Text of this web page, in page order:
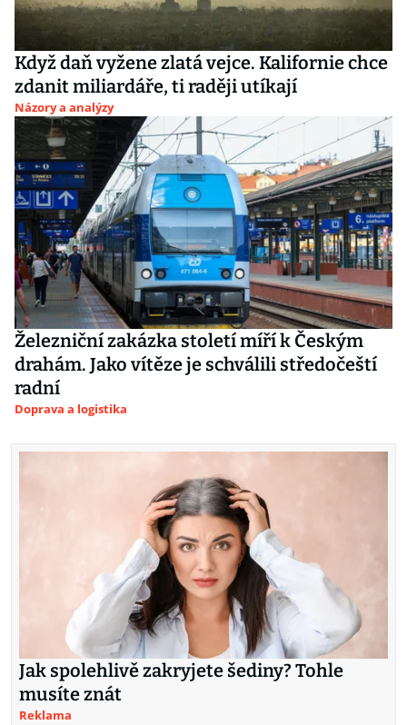
Když daň vyžene zlatá vejce. Kalifornie chce
zdanit miliardáře, ti raději utíkají
Názory a analýzy
Železniční zakázka století míří k Českým
drahám. Jako vítěze je schválili středočeští
radní
Doprava a logistika
Jak spolehlivě zakryjete šediny? Tohle
musíte znát
Reklama